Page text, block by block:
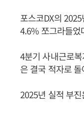
포스코DX의
4.6% 쪼그라들었
4분기 사내근로
은 결국 적자로
2025년 실적 부